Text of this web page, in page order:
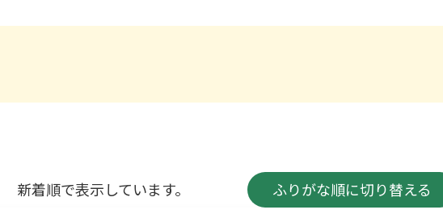
新着順で表示しています。 ふりがな順に切り替える